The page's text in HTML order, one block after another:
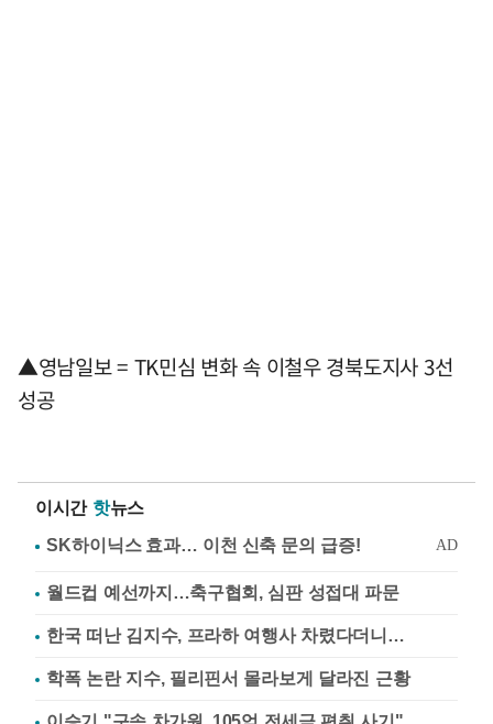
▲영남일보 = TK민심 변화 속 이철우 경북도지사 3선
성공
이시간 핫뉴스
월드컵 예선까지…축구협회, 심판 성접대 파문
한국 떠난 김지수, 프라하 여행사 차렸다더니…
학폭 논란 지수, 필리핀서 몰라보게 달라진 근황